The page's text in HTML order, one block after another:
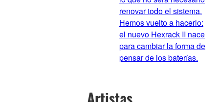
renovar todo el sistema.
Hemos vuelto a hacerlo:
el nuevo Hexrack II nace
para cambiar la forma de
pensar de los baterías.